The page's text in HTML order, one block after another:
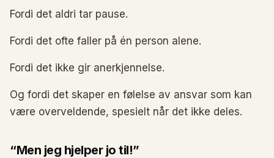
Fordi det aldri tar pause.
Fordi det ofte faller på én person alene.
Fordi det ikke gir anerkjennelse.
Og fordi det skaper en følelse av ansvar som kan
være overveldende, spesielt når det ikke deles.
“Men jeg hjelper jo til!”